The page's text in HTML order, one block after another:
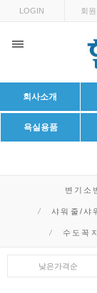
LOGIN 회
회사소개
욕실용품
변기소
샤워줄/샤
수도꼭
낮은가격순